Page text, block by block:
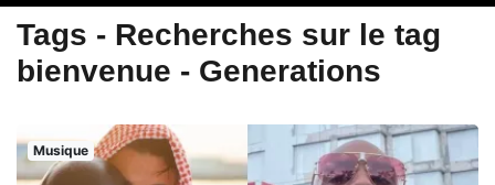
Tags - Recherches sur le tag
bienvenue - Generations
Musique